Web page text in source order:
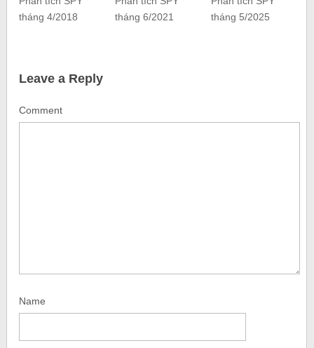
tháng 4/2018
tháng 6/2021
tháng 5/2025
Leave a Reply
Comment
Name